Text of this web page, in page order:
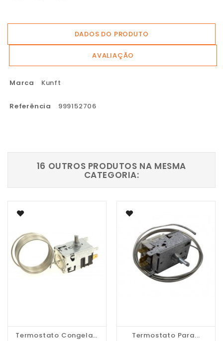
DADOS DO PRODUTO
AVALIAÇÃO
Marca Kunft
Referência 999152706
16 OUTROS PRODUTOS NA MESMA
CATEGORIA:
Termostato Congelador...
Termostato Para...